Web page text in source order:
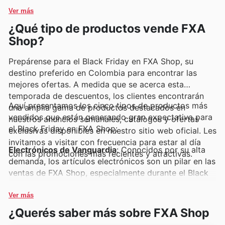
constantemente, presentando siempre las últimas
Ver más
¿Qué tipo de productos vende FXA
Shop?
Prepárense para el Black Friday en FXA Shop, su
destino preferido en Colombia para encontrar las
mejores ofertas. A medida que se acerca esta
temporada de descuentos, los clientes encontrarán
una amplia gama de productos destacados en
nuestros anuncios semanales, catálogos y ofertas
exclusivas disponibles en nuestro sitio web oficial. Les
invitamos a visitar con frecuencia para estar al día
con las promociones más recientes y atractivas.
Aquí presentamos los cinco tipos de productos más
vendidos que están generando gran expectativa para
el Black Friday en FXA Shop:
Electrónicos de Vanguardia: Conocidos por su alta
demanda, los artículos electrónicos son un pilar en las
ventas de FXA Shop, especialmente durante el Black
weekly ads para encontrar las últimas novedades y
tecnología a precios inigualables, parte esencial de
las FXA Shop Black Friday sales.
Ver más
¿Querés saber más sobre FXA Shop